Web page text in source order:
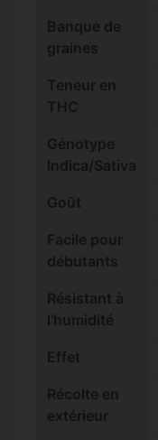
Banque de
graines
Teneur en
THC
Génotype
Indica/Sativa
Goût
Facile pour
débutants
Résistant à
l'humidité
Effet
Récolte en
extérieur